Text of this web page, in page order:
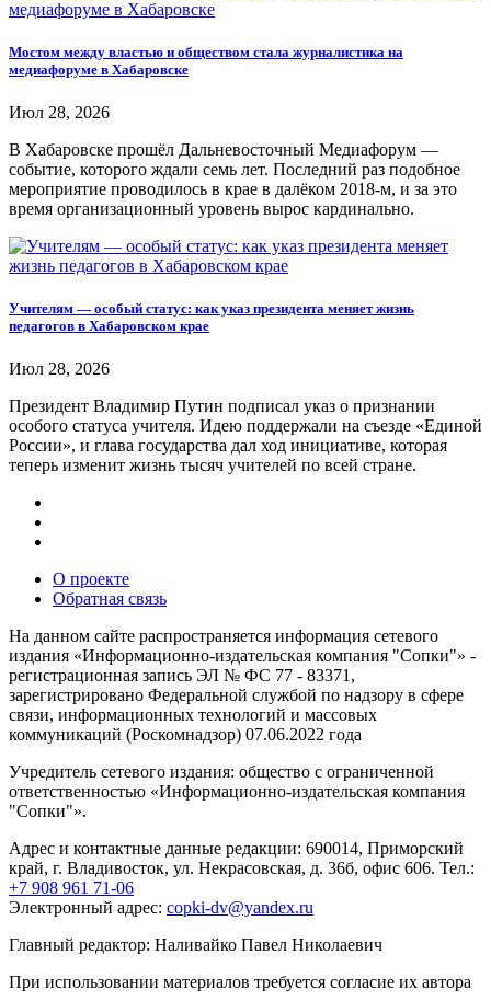
Мостом между властью и обществом стала журналистика на
медиафоруме в Хабаровске
Июл 28, 2026
В Хабаровске прошёл Дальневосточный Медиафорум —
событие, которого ждали семь лет. Последний раз подобное
мероприятие проводилось в крае в далёком 2018-м, и за это
время организационный уровень вырос кардинально.
Учителям — особый статус: как указ президента меняет жизнь
педагогов в Хабаровском крае
Июл 28, 2026
Президент Владимир Путин подписал указ о признании
особого статуса учителя. Идею поддержали на съезде «Единой
России», и глава государства дал ход инициативе, которая
теперь изменит жизнь тысяч учителей по всей стране.
О проекте
Обратная связь
На данном сайте распространяется информация сетевого
издания «Информационно-издательская компания "Сопки"» -
регистрационная запись ЭЛ № ФС 77 - 83371,
зарегистрировано Федеральной службой по надзору в сфере
связи, информационных технологий и массовых
коммуникаций (Роскомнадзор) 07.06.2022 года
Учредитель сетевого издания: общество с ограниченной
ответственностью «Информационно-издательская компания
"Сопки"».
Адрес и контактные данные редакции: 690014, Приморский
край, г. Владивосток, ул. Некрасовская, д. 36б, офис 606. Тел.:
+7 908 961 71-06
Электронный адрес: copki-dv@yandex.ru
Главный редактор: Наливайко Павел Николаевич
При использовании материалов требуется согласие их автора